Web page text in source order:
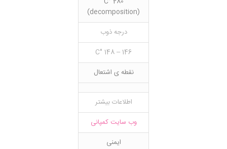
(decomposition)
درجه ذوب
146 – 148 °C
نقطه ی اشتعال
اطلاعات بیشتر
وب سایت کمپانی
ایمنی